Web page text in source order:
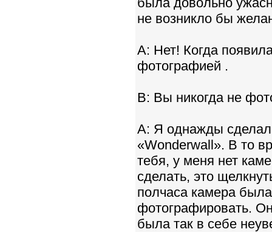
не возникло бы
A: Нет! Когда
фотографией .
B: Вы никогда не
A: Я однажды
«Wonderwall». В то
тебя, у меня нет
сделать, это
полчаса камера
фотографировать.
была так в себе